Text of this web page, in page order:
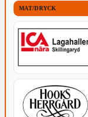
MAT/DRYCK